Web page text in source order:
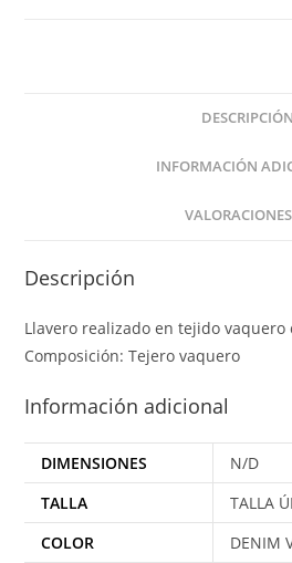
DESCRIPCIÓN
INFORMACIÓN
Descripción
Llavero realizado en tejido
Composición: Tejero vaquero
Información adicional
DIMENSIONES
N/D
TALLA
TALLA
COLOR
DENIM